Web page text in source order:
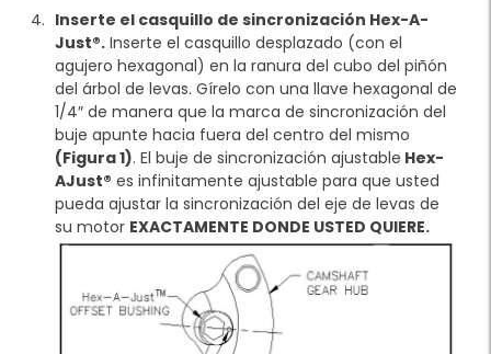
Inserte el casquillo de sincronización Hex-A-
Just®. Inserte el casquillo desplazado (con el
agujero hexagonal) en la ranura del cubo del piñón
del árbol de levas. Gírelo con una llave hexagonal de
1/4″ de manera que la marca de sincronización del
buje apunte hacia fuera del centro del mismo
(Figura 1). El buje de sincronización ajustable Hex-
AJust® es infinitamente ajustable para que usted
pueda ajustar la sincronización del eje de levas de
su motor EXACTAMENTE DONDE USTED QUIERE.